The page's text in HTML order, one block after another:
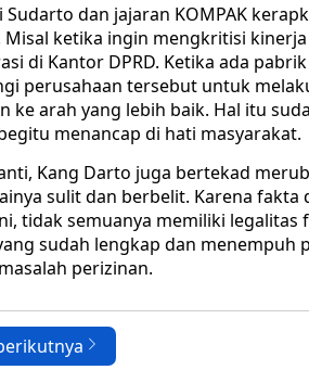
Sudarto dan jajaran KOMPAK
Misal ketika ingin mengkritisi
di Kantor DPRD. Ketika ada
perusahaan tersebut untuk
ke arah yang lebih baik. Hal itu
menancap di hati masyarakat.
Kang Darto juga bertekad
sulit dan berbelit. Karena
tidak semuanya memiliki
sudah lengkap dan
perizinan.